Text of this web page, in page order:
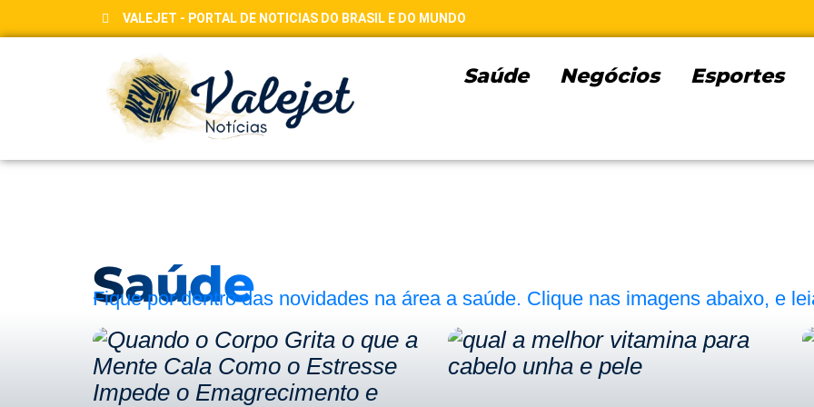
VALEJET - PORTAL DE NOTICIAS DO BRASIL E DO MUNDO
Saúde Negócios Esportes
Saúde
Fique por dentro das novidades na área a saúde. Clique nas imagens abaixo, e